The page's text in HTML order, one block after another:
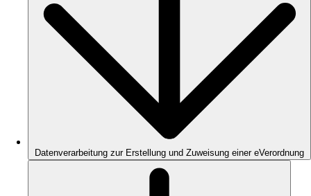
Datenverarbeitung zur Erstellung und Zuweisung einer eVerordnung